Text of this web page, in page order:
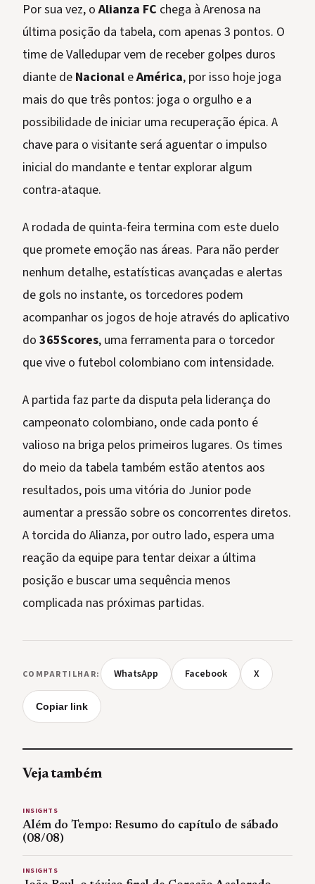
Por sua vez, oAlianza FC chega à Arenosa na
última posição da tabela, com apenas 3 pontos. O
time de Valledupar vem de receber golpes duros
diante de Nacional eAmérica, por isso hoje joga
mais do que três pontos: joga o orgulho e a
possibilidade de iniciar uma recuperação épica. A
chave para o visitante será aguentar o impulso
inicial do mandante e tentar explorar algum
contra-ataque.
A rodada de quinta-feira termina com este duelo
que promete emoção nas áreas. Para não perder
nenhum detalhe, estatísticas avançadas e alertas
de gols no instante, os torcedores podem
acompanhar os jogos de hoje através do aplicativo
do 365Scores, uma ferramenta para o torcedor
que vive o futebol colombiano com intensidade.
A partida faz parte da disputa pela liderança do
campeonato colombiano, onde cada ponto é
valioso na briga pelos primeiros lugares. Os times
do meio da tabela também estão atentos aos
resultados, pois uma vitória do Junior pode
aumentar a pressão sobre os concorrentes diretos.
A torcida do Alianza, por outro lado, espera uma
reação da equipe para tentar deixar a última
posição e buscar uma sequência menos
complicada nas próximas partidas.
COMPARTILHAR: WhatsApp Facebook X
Copiar link
Veja também
INSIGHTS
Além do Tempo: Resumo do capítulo de sábado
(08/08)
INSIGHTS